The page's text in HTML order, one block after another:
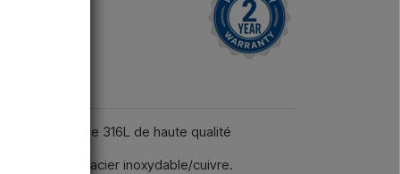
inoxydable 316L de haute qualité
Oro Rosa en acier inoxydable/cuivre.